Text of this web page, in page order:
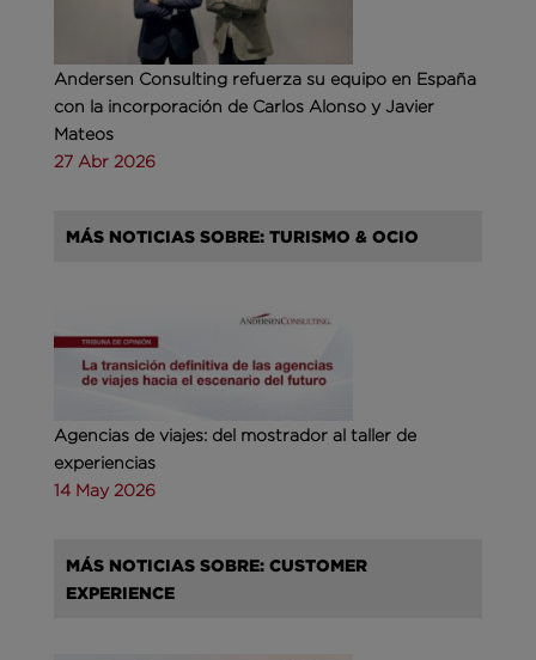
Andersen Consulting refuerza su equipo en España
con la incorporación de Carlos Alonso y Javier
Mateos
27 Abr 2026
MÁS NOTICIAS SOBRE: TURISMO & OCIO
Agencias de viajes: del mostrador al taller de
experiencias
14 May 2026
MÁS NOTICIAS SOBRE: CUSTOMER
EXPERIENCE